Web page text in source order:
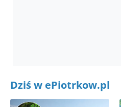
Dziś w ePiotrkow.pl